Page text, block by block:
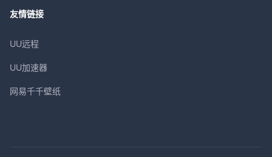
友情链接
UU远程
UU加速器
网易千千壁纸